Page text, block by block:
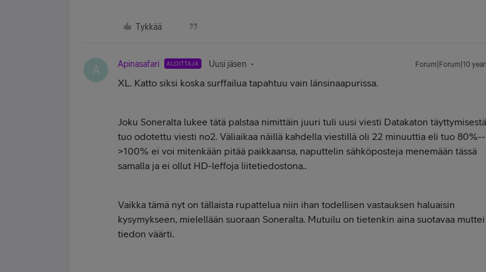
Tykkää
A Apinasafari ALOITTAJA Uusi jäsen Forum|Forum|10
XL. Katto siksi koska surffailua tapahtuu vain länsinaapurissa.
Joku Soneralta lukee tätä palstaa nimittäin juuri tuli uusi viesti Datakaton
tuo odotettu viesti no2. Väliaikaa näillä kahdella viestillä oli 22 minuuttia eli tuo 80%--
>100% ei voi mitenkään pitää paikkaansa, naputtelin sähköposteja menemään tässä
samalla ja ei ollut HD-leffoja liitetiedostona..
Vaikka tämä nyt on tällaista rupattelua niin ihan todellisen vastauksen haluaisin
kysymykseen, mielellään suoraan Soneralta. Mutuilu on tietenkin aina suotavaa muttei
tiedon väärti.